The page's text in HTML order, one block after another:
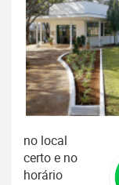
no local
certo e no
horário